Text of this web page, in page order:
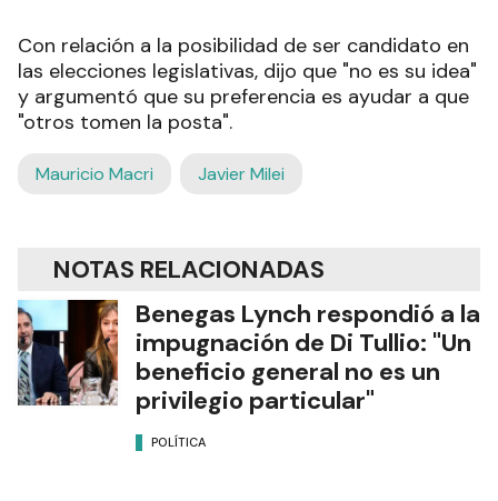
Con relación a la posibilidad de ser candidato en
las elecciones legislativas, dijo que "no es su idea"
y argumentó que su preferencia es ayudar a que
"otros tomen la posta".
Mauricio Macri Javier Milei
NOTAS RELACIONADAS
Benegas Lynch respondió a la
impugnación de Di Tullio: "Un
beneficio general no es un
privilegio particular"
POLÍTICA